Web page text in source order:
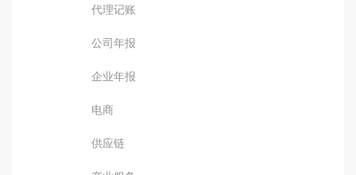
代理记账
公司年报
企业年报
电商
供应链